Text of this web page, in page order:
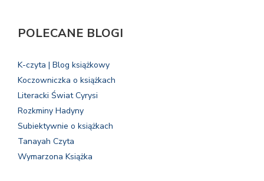
POLECANE BLOGI
K-czyta | Blog książkowy
Koczowniczka o książkach
Literacki Świat Cyrysi
Rozkminy Hadyny
Subiektywnie o książkach
Tanayah Czyta
Wymarzona Książka